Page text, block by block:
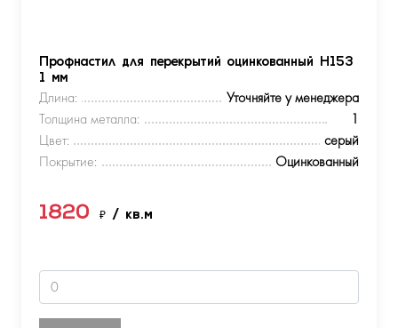
Профнастил для перекрытий оцинкованный Н153
1 мм
Длина:
Уточняйте у менеджера
Толщина металла:
1
Цвет:
серый
Покрытие:
Оцинкованный
1820 ₽ / кв.м